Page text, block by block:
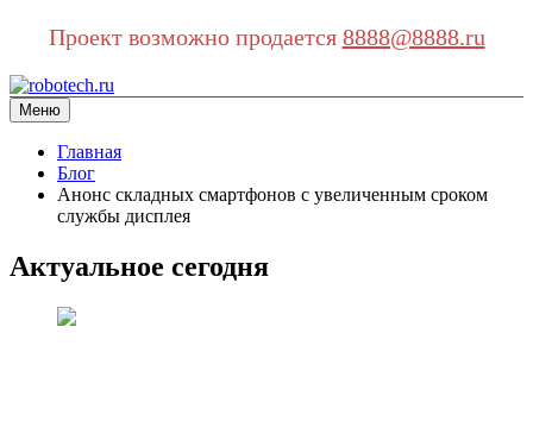
Проект возможно продается 8888@8888.ru
Перейти
к
содержимому
robotech.ru
информационный сайт
Меню
Главная
Блог
Анонс складных смартфонов с увеличенным сроком
службы дисплея
Актуальное сегодня